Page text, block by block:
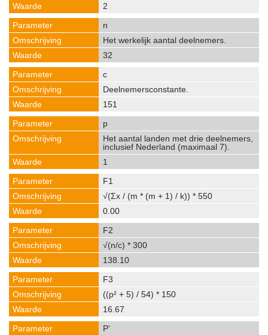
2
n
Het werkelijk aantal deelnemers.
32
c
Deelnemersconstante.
151
p
Het aantal landen met drie deelnemers,
inclusief Nederland (maximaal 7).
1
F1
√(Σx / (m * (m + 1) / k)) * 550
0.00
F2
√(n/c) * 300
138.10
F3
((p² + 5) / 54) * 150
16.67
P'